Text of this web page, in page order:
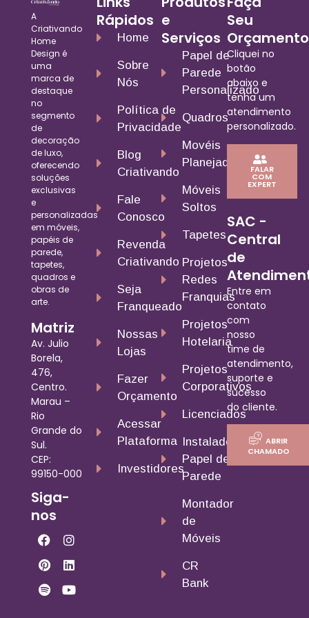
A
Criativando
Home
Design é
uma
marca de
destaque
no
segmento
de
decoração
de luxo,
oferecendo
soluções
exclusivas
e
personalizadas
em móveis,
papéis de
parede,
tapetes,
quadros e
obras de
arte.
Matriz
Av. Julio
Borela,
476,
Centro.
Marau –
Rio
Grande do
Sul.
CEP:
99150-000
Siga-
nos
Rápidos
Home
Sobre
Nós
Política de
Privacidade
Blog
Criativando
Fale
Conosco
Revenda
Criativando
Seja
Franqueado
Nossas
Lojas
Fazer
Orçamento
Acessar
Plataforma
Investidores
e
Serviços
Papel de
Parede
Personalizado
Quadros
Movéis
Planejados
Móveis
Soltos
Tapetes
Projetos
Redes
Franquias
Projetos
Hotelaria
Projetos
Corporativos
Licenciados
Instalador
Papel de
Parede
Montador
de
Móveis
CR
Bank
Seu
Orçamento
Cliquei no
botão
abaixo e
tenha um
atendimento
personalizado.
FALAR
COM
EXPERT
SAC -
Central
de
Entre em
contato
com
nosso
time de
atendimento,
suporte e
sucesso
do cliente.
ABRIR
CHAMADO